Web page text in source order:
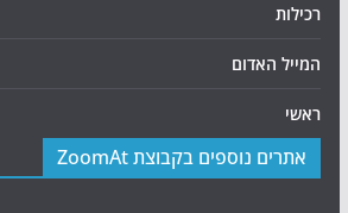
רכילות
המייל האדום
ראשי
אתרים נוספים בקבוצת ZoomAt